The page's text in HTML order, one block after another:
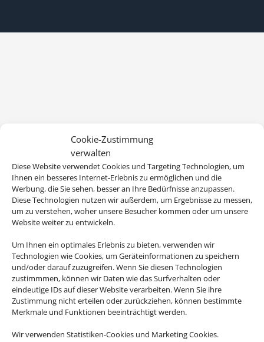
Cookie-Zustimmung
verwalten
Diese Website verwendet Cookies und Targeting Technologien, um
Ihnen ein besseres Internet-Erlebnis zu ermöglichen und die
Werbung, die Sie sehen, besser an Ihre Bedürfnisse anzupassen.
Diese Technologien nutzen wir außerdem, um Ergebnisse zu messen,
um zu verstehen, woher unsere Besucher kommen oder um unsere
Website weiter zu entwickeln.
Um Ihnen ein optimales Erlebnis zu bieten, verwenden wir
Technologien wie Cookies, um Geräteinformationen zu speichern
und/oder darauf zuzugreifen. Wenn Sie diesen Technologien
zustimmmen, können wir Daten wie das Surfverhalten oder
eindeutige IDs auf dieser Website verarbeiten. Wenn Sie ihre
Zustimmung nicht erteilen oder zurückziehen, können bestimmte
Merkmale und Funktionen beeinträchtigt werden.
Wir verwenden Statistiken-Cookies und Marketing Cookies.